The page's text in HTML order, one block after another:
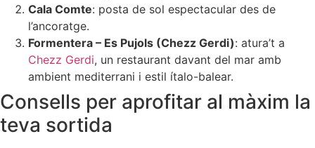
Cala Comte: posta de sol espectacular des de
l’ancoratge.
Formentera – Es Pujols (Chezz Gerdi): atura’t a
Chezz Gerdi, un restaurant davant del mar amb
ambient mediterrani i estil ítalo-balear.
Consells per aprofitar al màxim la
teva sortida